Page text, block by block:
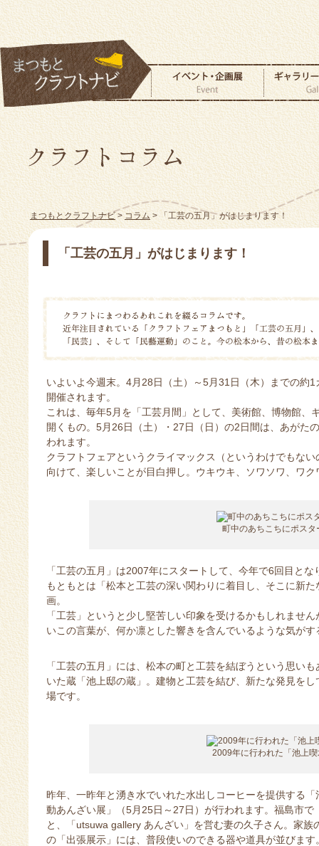
まつもとクラフトナビ>コラム > 「工芸の五月」がはじまります！
「工芸の五月」がはじまります！
いよいよ今週末。4月28日（土）～5月31日（木）までの約
開催されます。
これは、毎年5月を「工芸月間」として、美術館、博物館、
開くもの。5月26日（土）・27日（日）の2日間は、あがた
われます。
クラフトフェアというクライマックス（というわけでもな
向けて、楽しいことが目白押し。ウキウキ、ソワソワ、ワク
町中のあちこちにポスタ
「工芸の五月」は2007年にスタートして、今年で6回目とな
もともとは「松本と工芸の深い関わりに着目し、そこに新
画。
「工芸」というと少し堅苦しい印象を受けるかもしれませ
いこの言葉が、何か凛とした響きを含んでいるような気が
「工芸の五月」には、松本の町と工芸を結ぼうという思い
いた蔵「池上邸の蔵」。建物と工芸を結び、新たな発見を
場です。
2009年に行われた「池上
昨年、一昨年と湧き水でいれた水出しコーヒーを提供する
動あんざい展」（5月25日～27日）が行われます。福島市
と、「utsuwa gallery あんざい」を営む妻の久子さん。家
の「出張展示」には、普段使いのできる器や道具が並びます